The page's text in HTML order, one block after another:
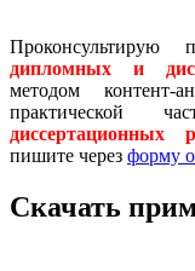
дипломных и
методом контент-
практической
диссертационных
пишите через форму
Скачать